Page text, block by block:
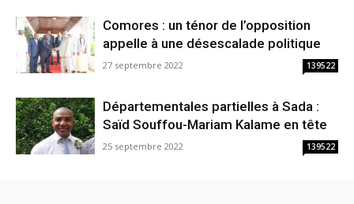
Comores : un ténor de l’opposition
appelle à une désescalade politique
27 septembre 2022 139522
Départementales partielles à Sada :
Saïd Souffou-Mariam Kalame en tête
25 septembre 2022 139522